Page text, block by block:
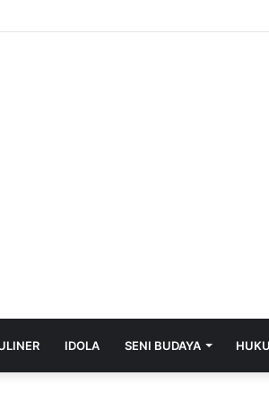
Roulette Rounds for the Modern Gamer
IDOLA SENI BUDAYA